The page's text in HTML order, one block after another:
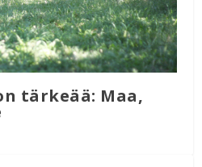
tärkeää: Maa,